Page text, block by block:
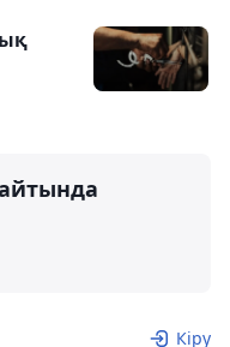
Кіру